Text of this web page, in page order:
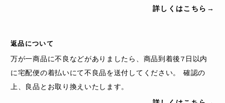
詳しくはこちら→
返品について
万が一商品に不良などがありましたら、商品到着後7日以内
に宅配便の着払いにて不良品を送付してください。 確認の
上、良品とお取り換えいたします。